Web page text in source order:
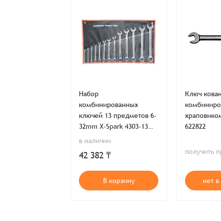
Имя*
Отправить заявку
Имя*
Способ оплаты:
Итого:
Телефон:
Распечатать детали заказа
Имя*
Отправить заявку
Набор
комбинированных
ключей 13 предметов 6-
32mm X-Spark 4303-13
в наличии
42 382 ₸
В корзину
Ключ
622822
получить
нет